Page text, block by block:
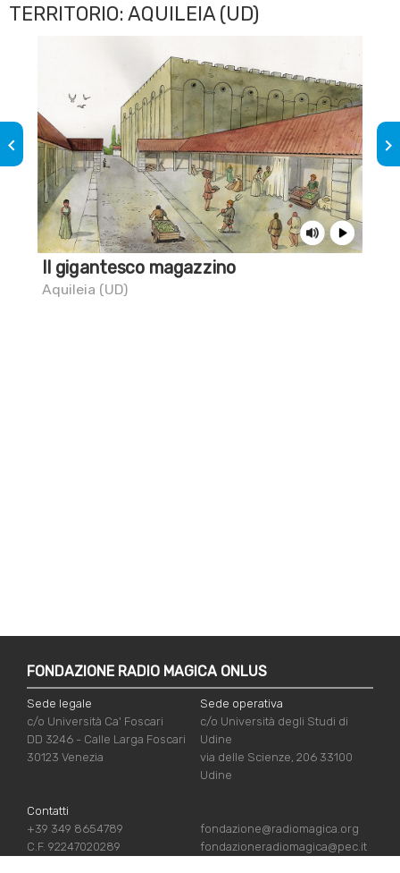
TERRITORIO: AQUILEIA (UD)
Il gigantesco magazzino
Aquileia (UD)
keyboard_arrow_left keyboard_arrow_right
FONDAZIONE RADIO MAGICA ONLUS
Sede legale
c/o Università Ca' Foscari
DD 3246 - Calle Larga Foscari
30123 Venezia
Sede operativa
c/o Università degli Studi di
Udine
via delle Scienze, 206 33100
Udine
Contatti
+39 349 8654789
C.F. 92247020289
fondazione@radiomagica.org
fondazioneradiomagica@pec.it